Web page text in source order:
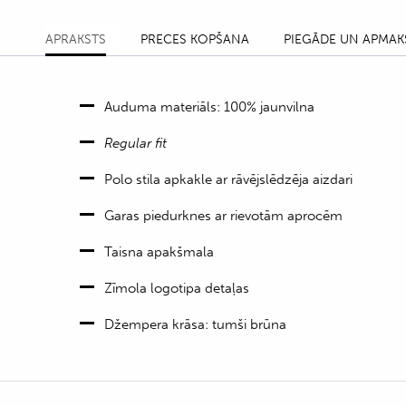
APRAKSTS PRECES KOPŠANA PIEGĀDE UN
Auduma materiāls: 100% jaunvilna
Regular fit
Polo stila apkakle ar rāvējslēdzēja aizdari
Garas piedurknes ar rievotām aprocēm
Taisna apakšmala
Zīmola logotipa detaļas
Džempera krāsa: tumši brūna